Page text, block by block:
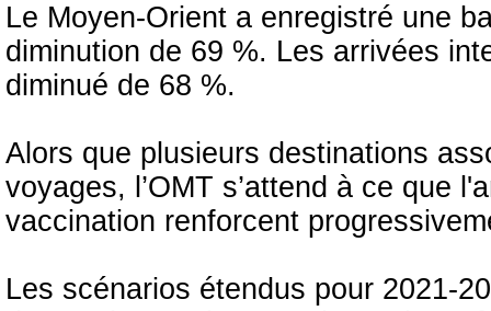
Le Moyen-Orient a enregistré une
diminution de 69 %. Les arrivées
diminué de 68 %.
Alors que plusieurs destinations
voyages, l’OMT s’attend à ce que
vaccination renforcent
Les scénarios étendus pour 2021-